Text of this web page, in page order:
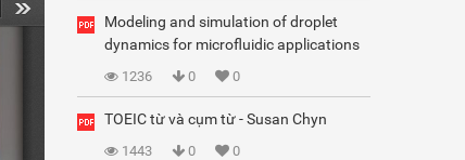
Modeling and simulation of droplet
dynamics for microfluidic applications
1236 0 0
TOEIC từ và cụm từ - Susan Chyn
1443 0 0